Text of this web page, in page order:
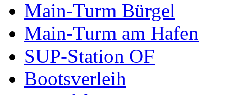
Main-Turm Bürgel
Main-Turm am Hafen
SUP-Station OF
Bootsverleih